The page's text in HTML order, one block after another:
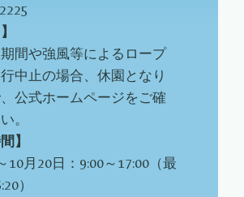
間や強風等によるロープ
中止の場合、休園となり
公式ホームページをご確
。
】
10月20日：9:00～17:00（最
）